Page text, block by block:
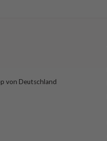
von Deutschland